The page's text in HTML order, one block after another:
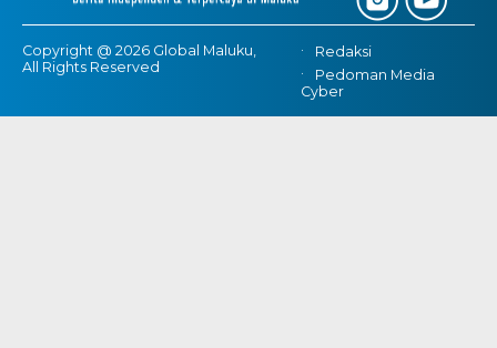
Copyright @ 2026 Global Maluku,
All Rights Reserved
Redaksi
Pedoman Media
Cyber